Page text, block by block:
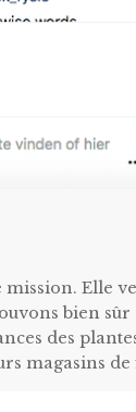
mission. Elle
bien sûr
des
magasins de